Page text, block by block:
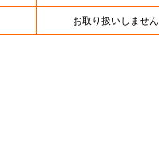
お取り扱いしません